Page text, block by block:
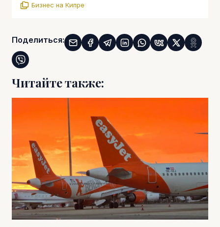
Бизнес на Кипре
Поделиться:
Читайте также: